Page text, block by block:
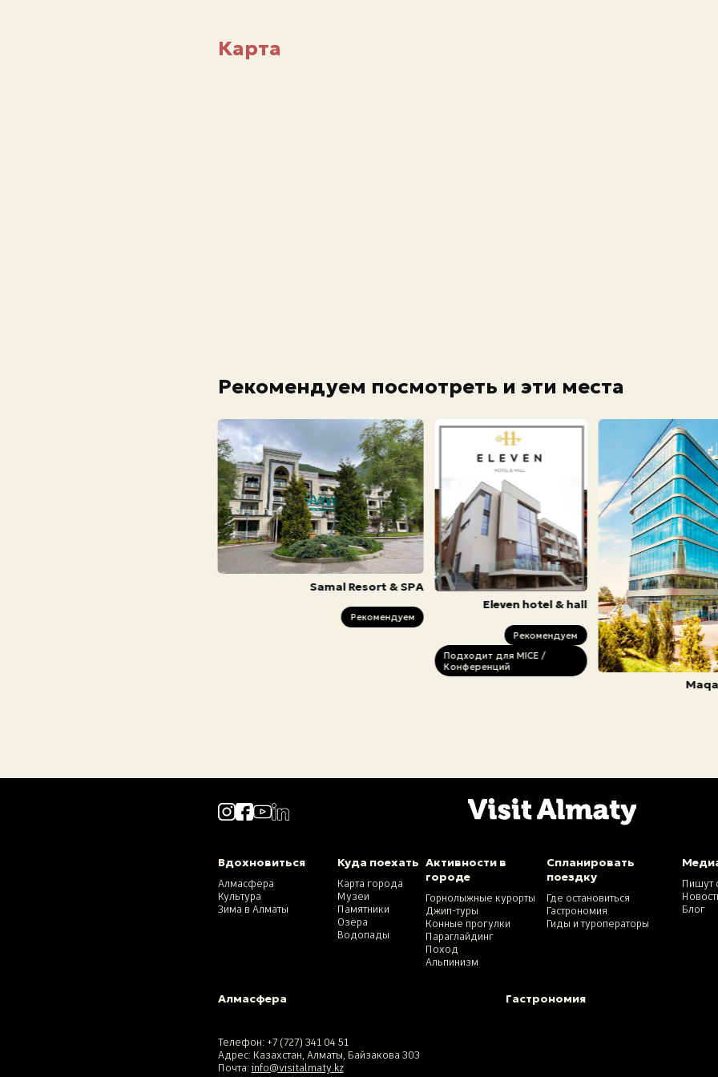
Карта
Рекомендуем посмотреть и эти места
Samal Resort & SPA
Рекомендуем
Eleven hotel & hall
Рекомендуем
Подходит для MICE /
Конференций
Вдохновиться
Алмасфера
Культура
Зима в Алматы
Куда поехать
Карта города
Музеи
Памятники
Озёра
Водопады
Активности в
городе
Горнолыжные курорты
Джип-туры
Конные прогулки
Параглайдинг
Поход
Альпинизм
Спланировать
поездку
Где остановиться
Гастрономия
Гиды и туроператоры
Пишут
Блог
Алмасфера Гастрономия
Телефон: +7 (727) 341 04 51
Адрес: Казахстан, Алматы, Байзакова 303
Почта: info@visitalmaty.kz